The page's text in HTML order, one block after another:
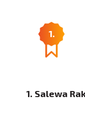
1.
1. Salewa